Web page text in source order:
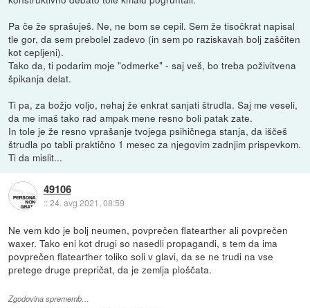
Pa če že sprašuješ. Ne, ne bom se cepil. Sem že tisočkrat napisal
tle gor, da sem prebolel zadevo (in sem po raziskavah bolj zaščiten
kot cepljeni).
Tako da, ti podarim moje "odmerke" - saj veš, bo treba poživitvena
špikanja delat.
Ti pa, za božjo voljo, nehaj že enkrat sanjati štrudla. Saj me veseli,
da me imaš tako rad ampak mene resno boli patak zate.
In tole je že resno vprašanje tvojega psihičnega stanja, da iščeš
štrudla po tabli praktično 1 mesec za njegovim zadnjim prispevkom.
Ti da mislit...
49106
::24. avg 2021, 08:59
Ne vem kdo je bolj neumen, povprečen flatearther ali povprečen
waxer. Tako eni kot drugi so nasedli propagandi, s tem da ima
povprečen flatearther toliko soli v glavi, da se ne trudi na vse
pretege druge prepričat, da je zemlja ploščata.
Zgodovina sprememb…